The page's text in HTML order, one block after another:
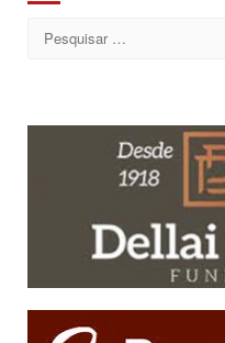
Pesquisar